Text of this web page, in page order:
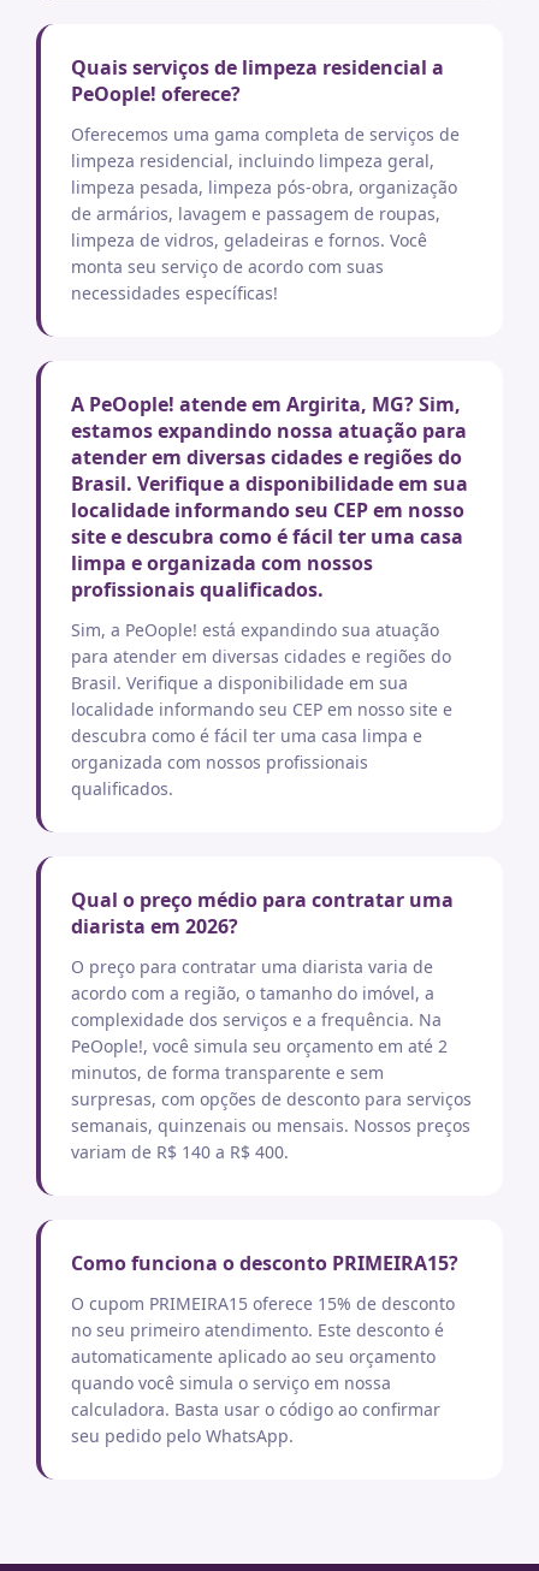
Quais serviços de limpeza residencial a
PeOople! oferece?
Oferecemos uma gama completa de serviços de
limpeza residencial, incluindo limpeza geral,
limpeza pesada, limpeza pós-obra, organização
de armários, lavagem e passagem de roupas,
limpeza de vidros, geladeiras e fornos. Você
monta seu serviço de acordo com suas
necessidades específicas!
A PeOople! atende em Argirita, MG? Sim,
estamos expandindo nossa atuação para
atender em diversas cidades e regiões do
Brasil. Verifique a disponibilidade em sua
localidade informando seu CEP em nosso
site e descubra como é fácil ter uma casa
limpa e organizada com nossos
profissionais qualificados.
Sim, a PeOople! está expandindo sua atuação
para atender em diversas cidades e regiões do
Brasil. Verifique a disponibilidade em sua
localidade informando seu CEP em nosso site e
descubra como é fácil ter uma casa limpa e
organizada com nossos profissionais
qualificados.
Qual o preço médio para contratar uma
diarista em 2026?
O preço para contratar uma diarista varia de
acordo com a região, o tamanho do imóvel, a
complexidade dos serviços e a frequência. Na
PeOople!, você simula seu orçamento em até 2
minutos, de forma transparente e sem
surpresas, com opções de desconto para serviços
semanais, quinzenais ou mensais. Nossos preços
variam de R$ 140 a R$ 400.
Como funciona o desconto PRIMEIRA15?
O cupom PRIMEIRA15 oferece 15% de desconto
no seu primeiro atendimento. Este desconto é
automaticamente aplicado ao seu orçamento
quando você simula o serviço em nossa
calculadora. Basta usar o código ao confirmar
seu pedido pelo WhatsApp.